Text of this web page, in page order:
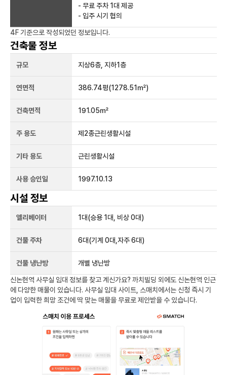
- 무료 주차 1대 제공
- 입주 시기 협의
4F 기준으로 작성되었던 정보입니다.
건축물 정보
규모 지상6층, 지하1층
연면적 386.74평(1278.51㎡)
건축면적 191.05㎡
주 용도 제2종근린생활시설
기타 용도 근린생활시설
사용 승인일 1997.10.13
시설 정보
엘리베이터 1 대(승용 1대, 비상 0대)
건물 주차 6대(기계 0대,자주 6대)
건물 냉난방 개별 냉난방
신논현역 사무실 임대 정보를 찾고 계신가요? 까치빌딩 외에도 신논현역 인근
에 다양한 매물이 있습니다. 사무실 임대 사이트, 스매치에서는 신청 즉시 기
업이 입력한 희망 조건에 딱 맞는 매물을 무료로 제안받을 수 있습니다.